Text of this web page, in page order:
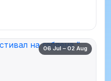
06 Jul – 02 Aug